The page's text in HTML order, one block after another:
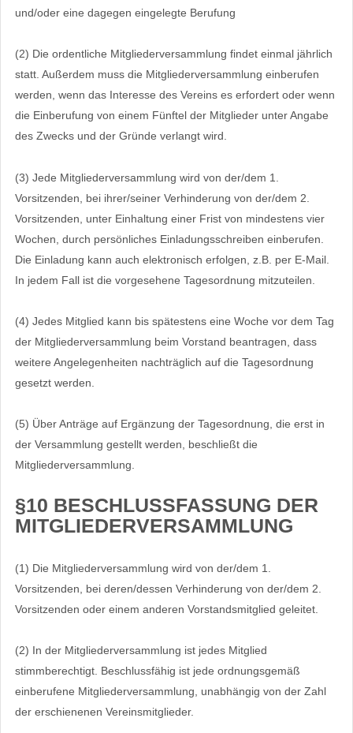
und/oder eine dagegen eingelegte Berufung
(2) Die ordentliche Mitgliederversammlung findet einmal jährlich
statt. Außerdem muss die Mitgliederversammlung einberufen
werden, wenn das Interesse des Vereins es erfordert oder wenn
die Einberufung von einem Fünftel der Mitglieder unter Angabe
des Zwecks und der Gründe verlangt wird.
(3) Jede Mitgliederversammlung wird von der/dem 1.
Vorsitzenden, bei ihrer/seiner Verhinderung von der/dem 2.
Vorsitzenden, unter Einhaltung einer Frist von mindestens vier
Wochen, durch persönliches Einladungsschreiben einberufen.
Die Einladung kann auch elektronisch erfolgen, z.B. per E-Mail.
In jedem Fall ist die vorgesehene Tagesordnung mitzuteilen.
(4) Jedes Mitglied kann bis spätestens eine Woche vor dem Tag
der Mitgliederversammlung beim Vorstand beantragen, dass
weitere Angelegenheiten nachträglich auf die Tagesordnung
gesetzt werden.
(5) Über Anträge auf Ergänzung der Tagesordnung, die erst in
der Versammlung gestellt werden, beschließt die
Mitgliederversammlung.
§10 BESCHLUSSFASSUNG DER
MITGLIEDERVERSAMMLUNG
(1) Die Mitgliederversammlung wird von der/dem 1.
Vorsitzenden, bei deren/dessen Verhinderung von der/dem 2.
Vorsitzenden oder einem anderen Vorstandsmitglied geleitet.
(2) In der Mitgliederversammlung ist jedes Mitglied
stimmberechtigt. Beschlussfähig ist jede ordnungsgemäß
einberufene Mitgliederversammlung, unabhängig von der Zahl
der erschienenen Vereinsmitglieder.